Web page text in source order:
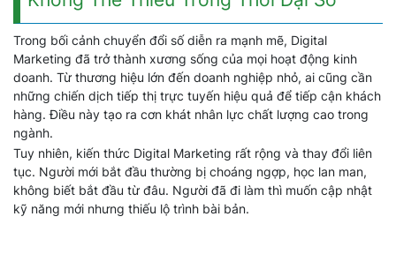
Trong bối cảnh chuyển đổi số diễn ra mạnh mẽ, Digital
Marketing đã trở thành xương sống của mọi hoạt động kinh
doanh. Từ thương hiệu lớn đến doanh nghiệp nhỏ, ai cũng cần
những chiến dịch tiếp thị trực tuyến hiệu quả để tiếp cận khách
hàng. Điều này tạo ra cơn khát nhân lực chất lượng cao trong
ngành.
Tuy nhiên, kiến thức Digital Marketing rất rộng và thay đổi liên
tục. Người mới bắt đầu thường bị choáng ngợp, học lan man,
không biết bắt đầu từ đâu. Người đã đi làm thì muốn cập nhật
kỹ năng mới nhưng thiếu lộ trình bài bản.